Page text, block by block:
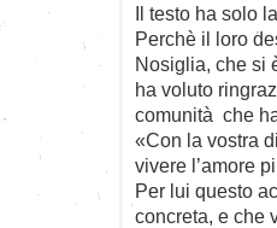
Il testo ha solo
Perchè il loro
Nosiglia, che si
ha voluto
comunità che
«Con la vostra
vivere l’amore
Per lui questo
concreta, e che